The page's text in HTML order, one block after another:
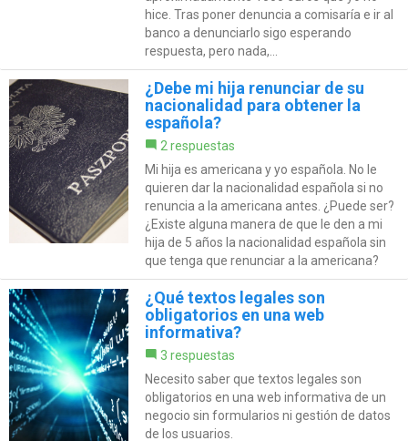
hice. Tras poner denuncia a comisaría e ir al
banco a denunciarlo sigo esperando
respuesta, pero nada,...
¿Debe mi hija renunciar de su
nacionalidad para obtener la
española?
2 respuestas
Mi hija es americana y yo española. No le
quieren dar la nacionalidad española si no
renuncia a la americana antes. ¿Puede ser?
¿Existe alguna manera de que le den a mi
hija de 5 años la nacionalidad española sin
que tenga que renunciar a la americana?
¿Qué textos legales son
obligatorios en una web
informativa?
3 respuestas
Necesito saber que textos legales son
obligatorios en una web informativa de un
negocio sin formularios ni gestión de datos
de los usuarios.